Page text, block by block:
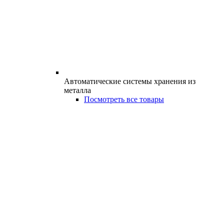
Автоматические системы хранения из
металла
Посмотреть все товары